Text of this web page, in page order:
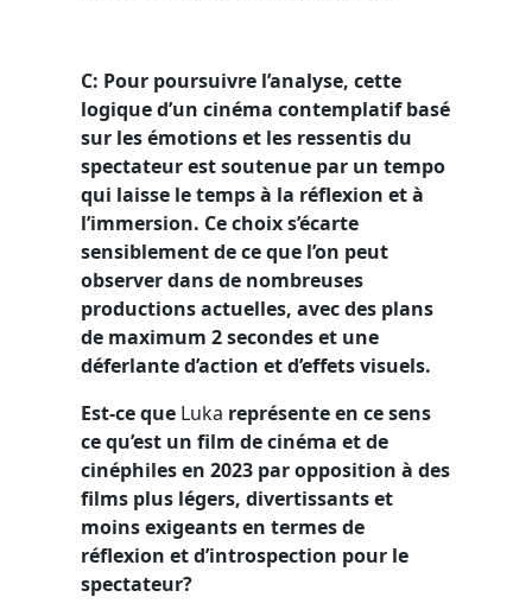
C: Pour poursuivre l’analyse, cette
logique d’un cinéma contemplatif basé
sur les émotions et les ressentis du
spectateur est soutenue par un tempo
qui laisse le temps à la réflexion et à
l’immersion. Ce choix s’écarte
sensiblement de ce que l’on peut
observer dans de nombreuses
productions actuelles, avec des plans
de maximum 2 secondes et une
déferlante d’action et d’effets visuels.
Est-ce que Luka représente en ce sens
ce qu’est un film de cinéma et de
cinéphiles en 2023 par opposition à des
films plus légers, divertissants et
moins exigeants en termes de
réflexion et d’introspection pour le
spectateur?